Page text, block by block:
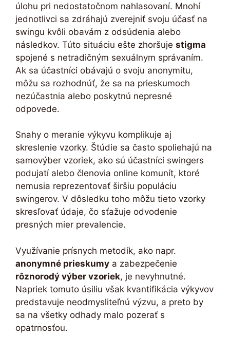
úlohu pri nedostatočnom nahlasovaní. Mnohí
jednotlivci sa zdráhajú zverejniť svoju účasť na
swingu kvôli obavám z odsúdenia alebo
následkov. Túto situáciu ešte zhoršuje stigma
spojené s netradičným sexuálnym správaním.
Ak sa účastníci obávajú o svoju anonymitu,
môžu sa rozhodnúť, že sa na prieskumoch
nezúčastnia alebo poskytnú nepresné
odpovede.
Snahy o meranie výkyvu komplikuje aj
skreslenie vzorky. Štúdie sa často spoliehajú na
samovýber vzoriek, ako sú účastníci swingers
podujatí alebo členovia online komunít, ktoré
nemusia reprezentovať širšiu populáciu
swingerov. V dôsledku toho môžu tieto vzorky
skresľovať údaje, čo sťažuje odvodenie
presných mier prevalencie.
Využívanie prísnych metodík, ako napr.
anonymné prieskumy a zabezpečenie
rôznorodý výber vzoriek, je nevyhnutné.
Napriek tomuto úsiliu však kvantifikácia výkyvov
predstavuje neodmysliteľnú výzvu, a preto by
sa na všetky odhady malo pozerať s
opatrnosťou.